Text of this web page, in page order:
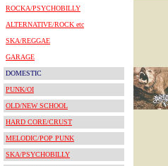
ROCKA/PSYCHOBILLY
ALTERNATIVE/ROCK etc
SKA/REGGAE
GARAGE
DOMESTIC
PUNK/OI
OLD/NEW SCHOOL
HARD CORE/CRUST
MELODIC/POP PUNK
SKA/PSYCHOBILLY